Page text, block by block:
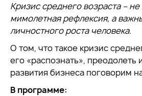
Кризис среднего возраста –
мимолетная рефлексия, а
личностного роста человека.
О том, что такое кризис
его «распознать», преодолеть
развития бизнеса поговорим
В программе: